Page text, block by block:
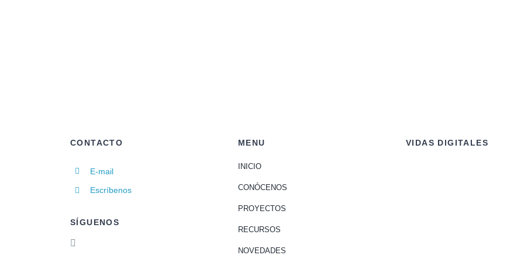
CONTACTO
E-mail
Escríbenos
SÍGUENOS
MENU
INICIO
CONÓCENOS
PROYECTOS
RECURSOS
NOVEDADES
VIDAS DIGITALES